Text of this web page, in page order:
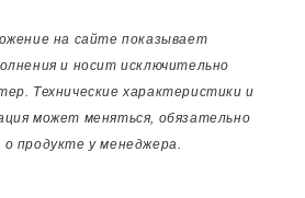
на сайте показывает
и носит исключительно
Технические характеристики и
может меняться, обязательно
продукте у менеджера.